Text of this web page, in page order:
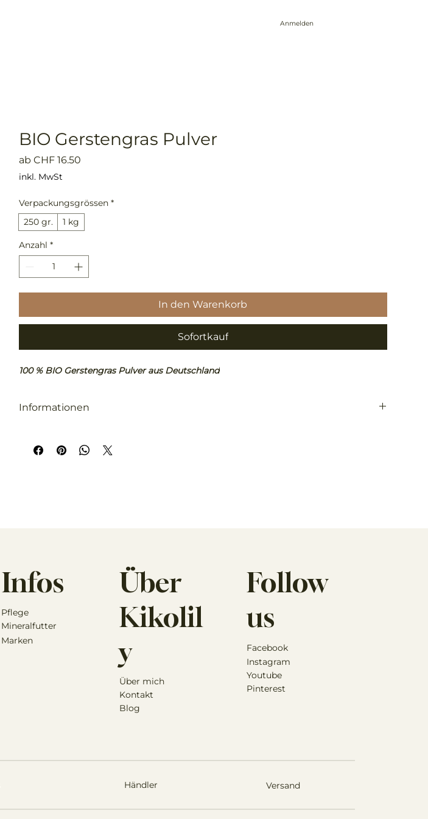
Anmelden
BIO Gerstengras Pulver
ab CHF 16.50
inkl. MwSt
Verpackungsgrössen *
250 gr.
1 kg
Anzahl *
In den Warenkorb
Sofortkauf
100 % BIO Gerstengras Pulver aus Deutschland
Informationen
Ursprünglich aus Vorderasien ist Gerstengras bereits seit ca. 15'000 Jahren vor
Christus Bestandteil unserer Ernährung.
Händler Versand
Follow
us
Facebook
Instagram
Youtube
Pinterest
Infos
Pflege
Mineralfutter
Marken
Über
Kikolil
y
Über mich
Kontakt
Blog